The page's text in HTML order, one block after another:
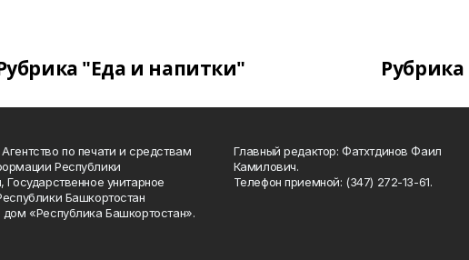
"Еда и напитки"
по печати и средствам
Республики
Государственное унитарное
Башкортостан
дом «Республика Башкортостан».
Главный редактор: Фатхтдинов Фаил
Камилович.
Телефон приемной: (347) 272-13-61.